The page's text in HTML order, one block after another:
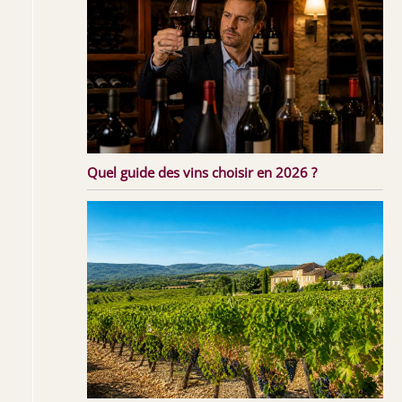
Quel guide des vins choisir en 2026 ?